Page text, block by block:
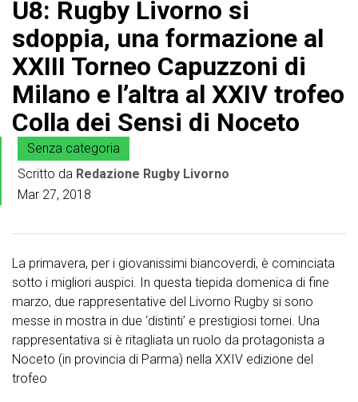
U8: Rugby Livorno si
sdoppia, una formazione al
XXIII Torneo Capuzzoni di
Milano e l’altra al XXIV trofeo
Colla dei Sensi di Noceto
Senza categoria
Scritto da Redazione Rugby Livorno
Mar 27, 2018
La primavera, per i giovanissimi biancoverdi, è cominciata
sotto i migliori auspici. In questa tiepida domenica di fine
marzo, due rappresentative del Livorno Rugby si sono
messe in mostra in due ‘distinti’ e prestigiosi tornei. Una
rappresentativa si è ritagliata un ruolo da protagonista a
Noceto (in provincia di Parma) nella XXIV edizione del
trofeo